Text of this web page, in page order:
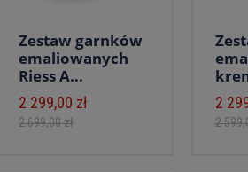
Zestaw garnków
emaliowanych
Riess A...
2 299,00 zł
2 699,00 zł
2
2